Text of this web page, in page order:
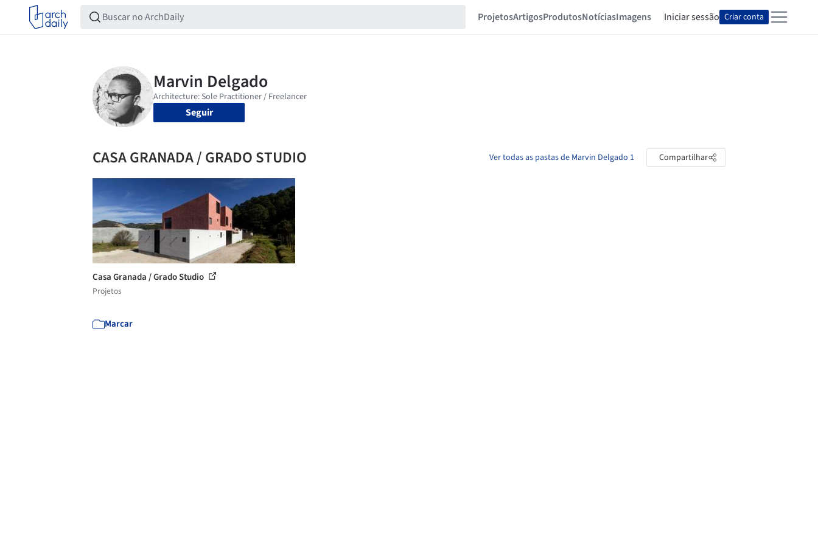
ProjetosArtigosProdutosNotíciasImagens Iniciar sessão Criar conta
Seguir
CASA GRANADA / GRADO STUDIO Ver todas as pastas de Marvin Delgado 1 Compartilhar
Casa Granada / Grado Studio
Projetos
Marcar